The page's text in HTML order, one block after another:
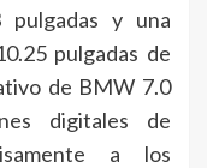
pulgadas y una
pulgadas de
de BMW 7.0
digitales de
a los